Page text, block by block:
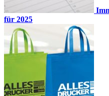
für 2025